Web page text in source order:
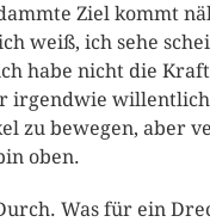
Ziel kommt
weiß, ich sehe
habe nicht die
irgendwie
zu bewegen, aber
oben.
Was für ein